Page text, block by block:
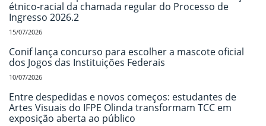
étnico-racial da chamada regular do Processo de
Ingresso 2026.2
15/07/2026
Conif lança concurso para escolher a mascote oficial
dos Jogos das Instituições Federais
10/07/2026
Entre despedidas e novos começos: estudantes de
Artes Visuais do IFPE Olinda transformam TCC em
exposição aberta ao público